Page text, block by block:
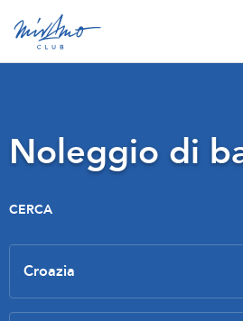
Noleggio di
CERCA